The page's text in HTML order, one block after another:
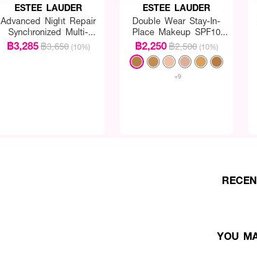
ESTEE LAUDER
Advanced Night Repair
Synchronized Multi-
Recovery Complex
฿3,285฿3,650 (10%)
ESTEE LAUDER
Double Wear Stay-In-
Place Makeup SPF10
PA++
฿2,250฿2,500 (10%)
+9
YOU